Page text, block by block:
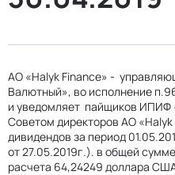
АО «Halyk Finance» -
Валютный», во исполнение
и уведомляет пайщиков ИПИФ
Советом директоров АО
дивидендов за период
от 27.05.2019г.). в общей
расчета 64,24249 доллара